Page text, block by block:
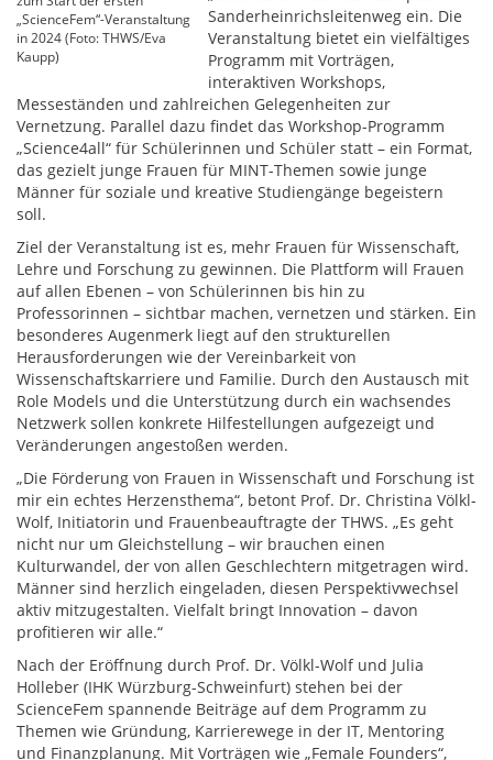
„ScienceFem“-Veranstaltung
in 2024 (Foto: THWS/Eva
Kaupp)
Sanderheinrichsleitenweg ein. Die
Veranstaltung bietet ein vielfältiges
Programm mit Vorträgen,
interaktiven Workshops,
Messeständen und zahlreichen Gelegenheiten zur
Vernetzung. Parallel dazu findet das Workshop-Programm
„Science4all“ für Schülerinnen und Schüler statt – ein Format,
das gezielt junge Frauen für MINT-Themen sowie junge
Männer für soziale und kreative Studiengänge begeistern
soll.
Ziel der Veranstaltung ist es, mehr Frauen für Wissenschaft,
Lehre und Forschung zu gewinnen. Die Plattform will Frauen
auf allen Ebenen – von Schülerinnen bis hin zu
Professorinnen – sichtbar machen, vernetzen und stärken. Ein
besonderes Augenmerk liegt auf den strukturellen
Herausforderungen wie der Vereinbarkeit von
Wissenschaftskarriere und Familie. Durch den Austausch mit
Role Models und die Unterstützung durch ein wachsendes
Netzwerk sollen konkrete Hilfestellungen aufgezeigt und
Veränderungen angestoßen werden.
„Die Förderung von Frauen in Wissenschaft und Forschung ist
mir ein echtes Herzensthema“, betont Prof. Dr. Christina Völkl-
Wolf, Initiatorin und Frauenbeauftragte der THWS. „Es geht
nicht nur um Gleichstellung – wir brauchen einen
Kulturwandel, der von allen Geschlechtern mitgetragen wird.
Männer sind herzlich eingeladen, diesen Perspektivwechsel
aktiv mitzugestalten. Vielfalt bringt Innovation – davon
profitieren wir alle.“
Nach der Eröffnung durch Prof. Dr. Völkl-Wolf und Julia
Holleber (IHK Würzburg-Schweinfurt) stehen bei der
ScienceFem spannende Beiträge auf dem Programm zu
Themen wie Gründung, Karrierewege in der IT, Mentoring
und Finanzplanung. Mit Vorträgen wie „Female Founders“,